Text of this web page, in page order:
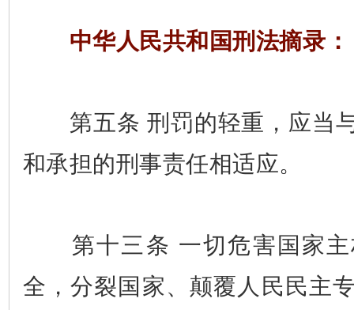
中华人民共和国刑法摘录：
第五条 刑罚的轻重，应当
和承担的刑事责任相适应。
第十三条 一切危害国家主
全，分裂国家、颠覆人民民主